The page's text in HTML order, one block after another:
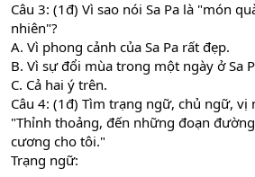
Câu 3: (1đ) Vì sao nói Sa Pa là "món
nhiên"?
A. Vì phong cảnh của Sa Pa rất đẹp.
B. Vì sự đổi mùa trong một ngày ở Sa
C. Cả hai ý trên.
Câu 4: (1đ) Tìm trạng ngữ, chủ ngữ, vị
"Thỉnh thoảng, đến những đoạn
cương cho tôi."
Trạng ngữ: